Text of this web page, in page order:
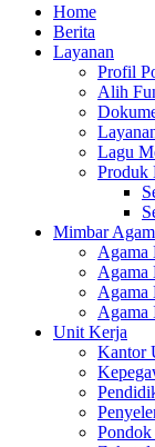
Home
Berita
Layanan
Profil
Alih
Lagu
Produk
Mimbar
Agama
Agama
Agama
Agama
Unit Kerja
Kantor
Pondok